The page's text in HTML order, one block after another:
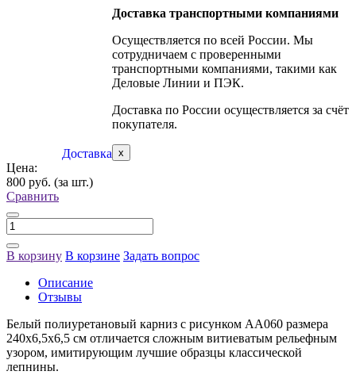
Доставка
Доставка транспортными компаниями
Осуществляется по всей России. Мы
сотрудничаем с проверенными
транспортными компаниями, такими как
Деловые Линии и ПЭК.
Доставка по России осуществляется за счёт
покупателя.
x
Цена:
800 руб. (за шт.)
Сравнить
В корзину В корзине Задать вопрос
Описание
Отзывы
Белый полиуретановый карниз с рисунком АА060 размера
240х6,5х6,5 см отличается сложным витиеватым рельефным
узором, имитирующим лучшие образцы классической
лепнины.